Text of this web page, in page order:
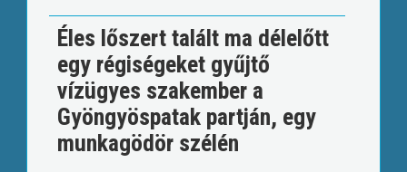
Éles lőszert talált ma délelőtt
egy régiségeket gyűjtő
vízügyes szakember a
Gyöngyöspatak partján, egy
munkagödör szélén